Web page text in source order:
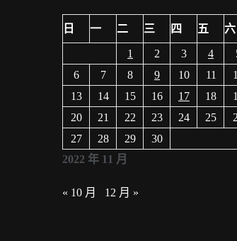
2022 年 11 月
日 一 二 三 四 五 六
1 2 3 4
6
7 8 9 10 11
13
14 15 16 17 18
20
21 22 23 24 25
27
28 29 30
« 10 月 12 月 »